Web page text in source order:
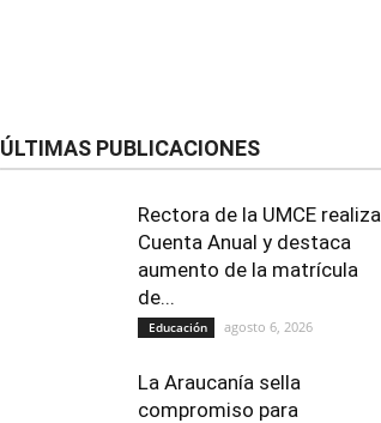
ÚLTIMAS PUBLICACIONES
Rectora de la UMCE realiza
Cuenta Anual y destaca
aumento de la matrícula
de...
Educación agosto 6, 2026
La Araucanía sella
compromiso para